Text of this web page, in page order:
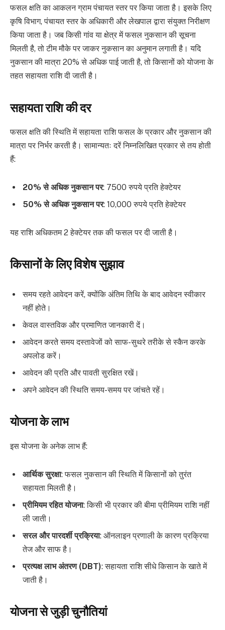
फसल क्षति का आकलन ग्राम पंचायत स्तर पर किया जाता है। इसके लिए
कृषि विभाग, पंचायत स्तर के अधिकारी और लेखपाल द्वारा संयुक्त निरीक्षण
किया जाता है। जब किसी गांव या क्षेत्र में फसल नुकसान की सूचना
मिलती है, तो टीम मौके पर जाकर नुकसान का अनुमान लगाती है। यदि
नुकसान की मात्रा 20% से अधिक पाई जाती है, तो किसानों को योजना के
तहत सहायता राशि दी जाती है।
सहायता राशि की दर
फसल क्षति की स्थिति में सहायता राशि फसल के प्रकार और नुकसान की
मात्रा पर निर्भर करती है। सामान्यतः दरें निम्नलिखित प्रकार से तय होती
हैं:
20% से अधिक नुकसान पर: 7500 रुपये प्रति हेक्टेयर
50% से अधिक नुकसान पर: 10,000 रुपये प्रति हेक्टेयर
यह राशि अधिकतम 2 हेक्टेयर तक की फसल पर दी जाती है।
किसानों के लिए विशेष सुझाव
समय रहते आवेदन करें, क्योंकि अंतिम तिथि के बाद आवेदन स्वीकार
नहीं होते।
केवल वास्तविक और प्रमाणित जानकारी दें।
आवेदन करते समय दस्तावेजों को साफ-सुथरे तरीके से स्कैन करके
अपलोड करें।
आवेदन की प्रति और पावती सुरक्षित रखें।
अपने आवेदन की स्थिति समय-समय पर जांचते रहें।
योजना के लाभ
इस योजना के अनेक लाभ हैं:
आर्थिक सुरक्षा: फसल नुकसान की स्थिति में किसानों को तुरंत
सहायता मिलती है।
प्रीमियम रहित योजना: किसी भी प्रकार की बीमा प्रीमियम राशि नहीं
ली जाती।
सरल और पारदर्शी प्रक्रिया: ऑनलाइन प्रणाली के कारण प्रक्रिया
तेज और साफ है।
प्रत्यक्ष लाभ अंतरण (DBT): सहायता राशि सीधे किसान के खाते में
जाती है।
योजना से जुड़ी चुनौतियां